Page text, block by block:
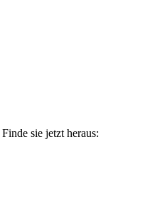
Finde sie jetzt heraus: